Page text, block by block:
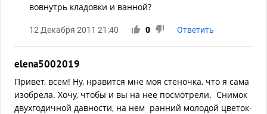
вовнутрь кладовки и ванной?
12 Декабря 2011 21:40 0 Ответить
elena5002019
Привет, всем! Ну, нравится мне моя стеночка, что я сама
изобрела. Хочу, чтобы и вы на нее посмотрели. Снимок
двухгодичной давности, на нем ранний молодой цветок-